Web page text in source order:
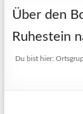
Über den
Ruhestein
Du bist hier: